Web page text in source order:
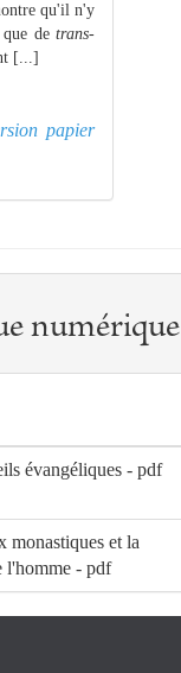
qu'il n'y
de trans-
[...]
papier
numérique
évangéliques - pdf
monastiques et la
l'homme - pdf